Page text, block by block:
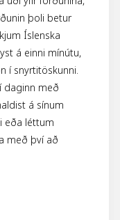
þoli betur
Íslenska
á einni mínútu,
í snyrtitöskunni.
daginn með
á sínum
eða léttum
með því að